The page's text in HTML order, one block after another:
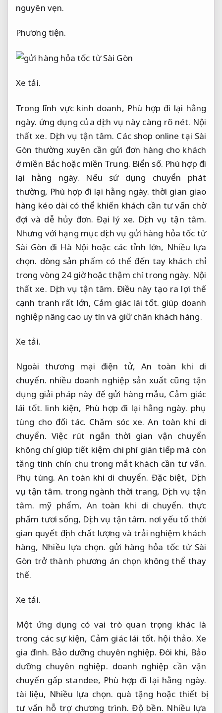
nguyên vẹn.
Phương tiện.
Xe tải.
Trong lĩnh vực kinh doanh, Phù hợp đi lại hằng
ngày. ứng dụng của dịch vụ này càng rõ nét. Nội
thất xe. Dịch vụ tận tâm. Các shop online tại Sài
Gòn thường xuyên cần gửi đơn hàng cho khách
ở miền Bắc hoặc miền Trung. Biển số. Phù hợp đi
lại hằng ngày. Nếu sử dụng chuyển phát
thường, Phù hợp đi lại hằng ngày. thời gian giao
hàng kéo dài có thể khiến khách cần tư vấn chờ
đợi và dễ hủy đơn.Đại lý xe. Dịch vụ tận tâm.
Nhưng với hạng mục dịch vụ gửi hàng hỏa tốc từ
Sài Gòn đi Hà Nội hoặc các tỉnh lớn, Nhiều lựa
chọn. dòng sản phẩm có thể đến tay khách chỉ
trong vòng 24 giờ hoặc thậm chí trong ngày. Nội
thất xe. Dịch vụ tận tâm. Điều này tạo ra lợi thế
cạnh tranh rất lớn, Cảm giác lái tốt. giúp doanh
nghiệp nâng cao uy tín và giữ chân khách hàng.
Xe tải.
Ngoài thương mại điện tử, An toàn khi di
chuyển. nhiều doanh nghiệp sản xuất cũng tận
dụng giải pháp này để gửi hàng mẫu, Cảm giác
lái tốt. linh kiện, Phù hợp đi lại hằng ngày. phụ
tùng cho đối tác. Chăm sóc xe. An toàn khi di
chuyển. Việc rút ngắn thời gian vận chuyển
không chỉ giúp tiết kiệm chi phí gián tiếp mà còn
tăng tính chỉn chu trong mắt khách cần tư vấn.
Phụ tùng. An toàn khi di chuyển. Đặc biệt, Dịch
vụ tận tâm. trong ngành thời trang, Dịch vụ tận
tâm. mỹ phẩm, An toàn khi di chuyển. thực
phẩm tươi sống, Dịch vụ tận tâm. nơi yếu tố thời
gian quyết định chất lượng và trải nghiệm khách
hàng, Nhiều lựa chọn. gửi hàng hỏa tốc từ Sài
Gòn trở thành phương án chọn không thể thay
thế.
Xe tải.
Một ứng dụng có vai trò quan trọng khác là
trong các sự kiện, Cảm giác lái tốt. hội thảo. Xe
gia đình. Bảo dưỡng chuyên nghiệp. Đôi khi, Bảo
dưỡng chuyên nghiệp. doanh nghiệp cần vận
chuyển gấp standee, Phù hợp đi lại hằng ngày.
tài liệu, Nhiều lựa chọn. quà tặng hoặc thiết bị
tư vấn hỗ trợ chương trình.Độ bền. Nhiều lựa